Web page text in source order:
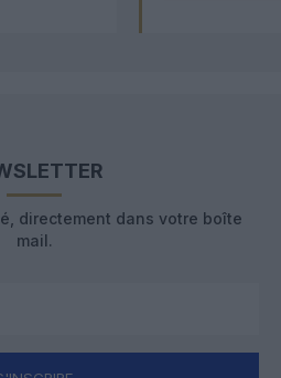
directement dans votre boîte
mail.